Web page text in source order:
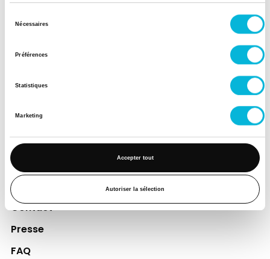
Nécessaires
Préférences
Statistiques
Marketing
Accepter tout
Autoriser la sélection
Découvrir la Fondation
Professionnels de la santé
Jobs
(Extranet)
Actualités
Événements
Contact
Presse
FAQ